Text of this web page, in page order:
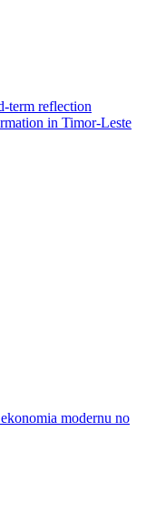
term reflection
in Timor-Leste
modernu no